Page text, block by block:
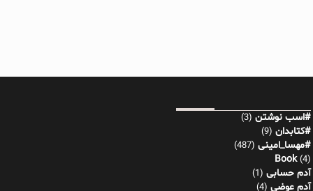
#اسب نوشتن (3)
#کتابدان (9)
#مهسا_امینی (487)
Book(4)
آدم حسابی (1)
آدم عوضی (4)